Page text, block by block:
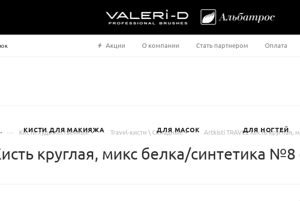
Акции О компании Стать партнером Оплата
КИСТИ ДЛЯ МАКИЯЖА ДЛЯ МАСОК ДЛЯ НОГТЕЙ
— Кисти художественные — Travel-кисти \ Складные — Artkisti TRAVEL Кисть
круглая, микс белка/синтетика №8